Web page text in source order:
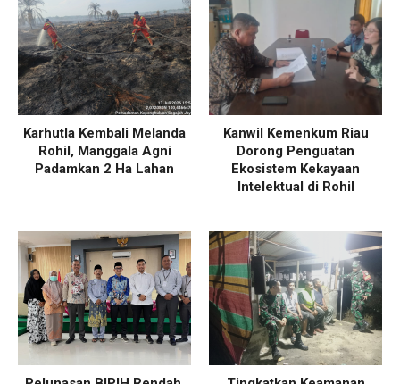
Karhutla Kembali Melanda
Rohil, Manggala Agni
Padamkan 2 Ha Lahan
Kanwil Kemenkum Riau
Dorong Penguatan
Ekosistem Kekayaan
Intelektual di Rohil